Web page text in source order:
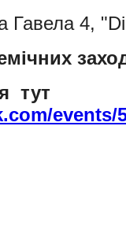
Гавела 4,
тут
events/